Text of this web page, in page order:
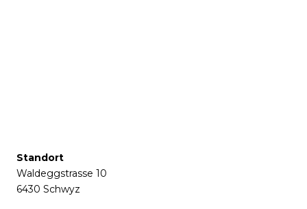
Standort
Waldeggstrasse 10
6430 Schwyz